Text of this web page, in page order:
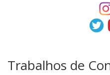
Trabalhos de